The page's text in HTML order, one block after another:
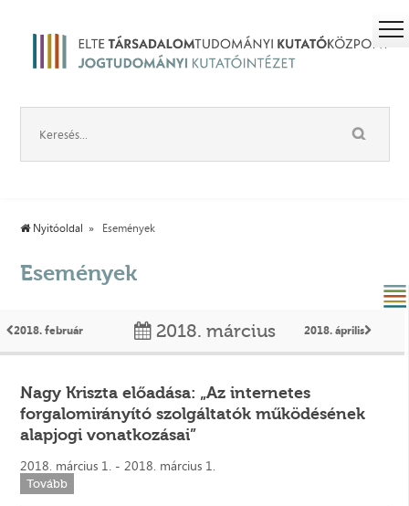
Nyitóoldal Események
Események
2018. február 2018. március 2018. április
Nagy Kriszta előadása: „Az internetes
forgalomirányító szolgáltatók működésének
alapjogi vonatkozásai”
2018. március 1. - 2018. március 1.
Tovább